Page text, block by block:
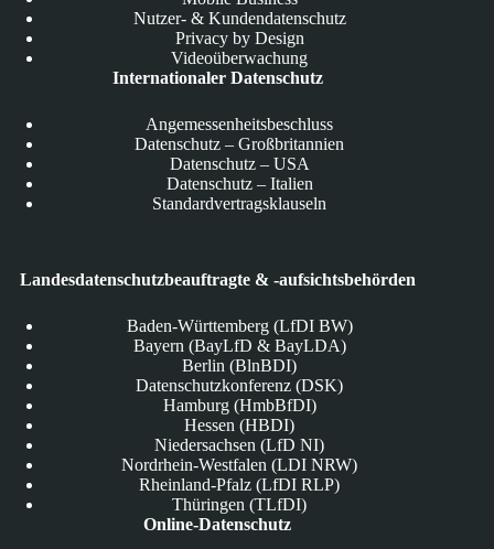
Nutzer- & Kundendatenschutz
Privacy by Design
Videoüberwachung
Internationaler Datenschutz
Angemessenheitsbeschluss
Datenschutz – Großbritannien
Datenschutz – USA
Datenschutz – Italien
Standardvertragsklauseln
Landesdatenschutzbeauftragte & -aufsichtsbehörden
Baden-Württemberg (LfDI BW)
Bayern (BayLfD & BayLDA)
Berlin (BlnBDI)
Datenschutzkonferenz (DSK)
Hamburg (HmbBfDI)
Hessen (HBDI)
Niedersachsen (LfD NI)
Nordrhein-Westfalen (LDI NRW)
Rheinland-Pfalz (LfDI RLP)
Thüringen (TLfDI)
Online-Datenschutz